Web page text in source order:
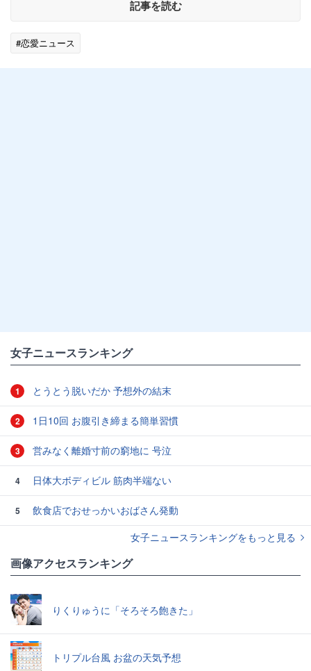
記事を読む
#恋愛ニュース
女子ニュースランキング
1 とうとう脱いだか 予想外の結末
2 1日10回 お腹引き締まる簡単習慣
3 営みなく離婚寸前の窮地に 号泣
4 日体大ボディビル 筋肉半端ない
5
飲食店でおせっかいおばさん発動
女子ニュースランキングをもっと見る
画像アクセスランキング
りくりゅうに「そろそろ飽きた」
トリプル台風 お盆の天気予想